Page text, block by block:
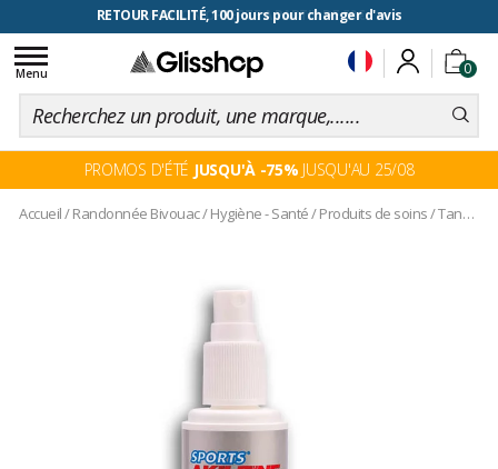
RETOUR FACILITÉ, 100 jours pour changer d'avis
0
Toggle
navigation
Menu
PROMOS D'ÉTÉ JUSQU'À -75% JUSQU'AU 25/08
Accueil/Randonnée Bivouac/Hygiène - Santé/Produits de soins/Tano 100ml